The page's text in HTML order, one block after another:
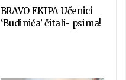
BRAVO EKIPA Učenici
‘Budinića’ čitali- psima!